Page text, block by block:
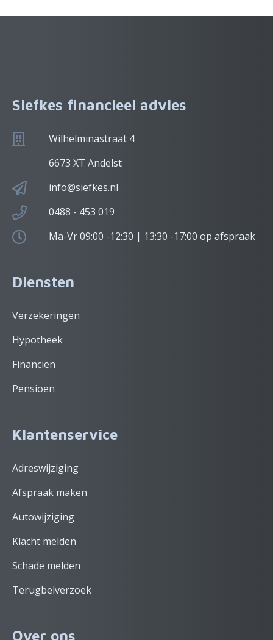
Siefkes financieel advies
Wilhelminastraat 4
6673 XT Andelst
info@siefkes.nl
0488 - 453 019
Ma-Vr 09:00 -12:30 | 13:30 -17:00 op afspraak
Diensten
Verzekeringen
Hypotheek
Financiën
Pensioen
Klantenservice
Adreswijziging
Afspraak maken
Autowijziging
Klacht melden
Schade melden
Terugbelverzoek
Over ons